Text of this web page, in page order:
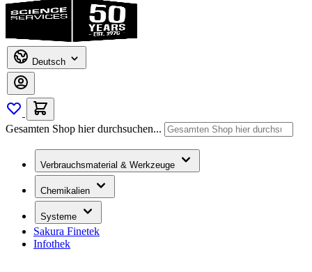
Deutsch
Gesamten Shop hier durchsuchen...
Verbrauchsmaterial & Werkzeuge
Chemikalien
Systeme
Sakura Finetek
Infothek